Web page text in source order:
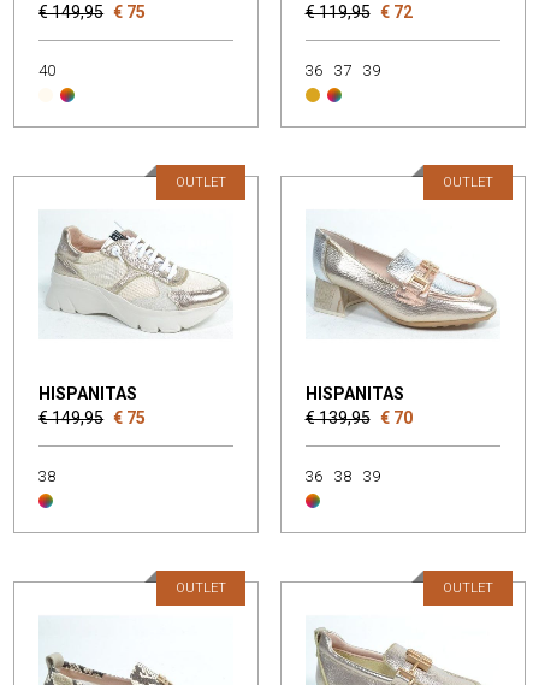
€ 149,95 € 75
40
€ 119,95 € 72
36 37 39
HISPANITAS
€ 149,95 € 75
OUTLET
38
HISPANITAS
€ 139,95 € 70
OUTLET
36 38 39
OUTLET OUTLET